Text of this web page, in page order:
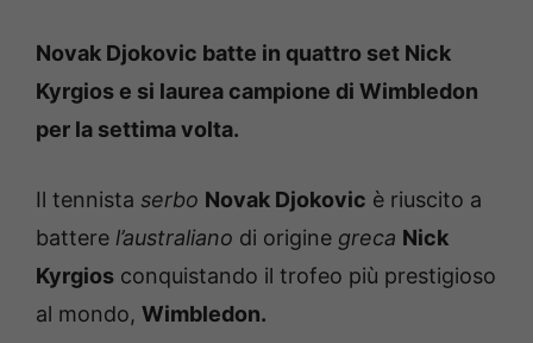
Novak Djokovic batte in quattro set Nick
Kyrgios e si laurea campione di Wimbledon
per la settima volta.
Il tennista serbo Novak Djokovic è riuscito a
battere l’australiano di origine greca Nick
Kyrgios conquistando il trofeo più prestigioso
al mondo, Wimbledon.